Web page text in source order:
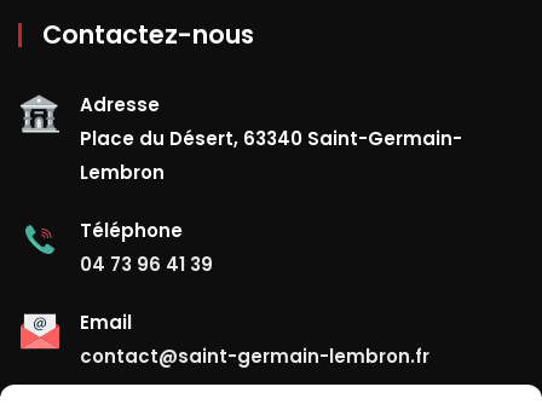
Contactez-nous
Adresse
Place du Désert, 63340 Saint-Germain-
Lembron
Téléphone
04 73 96 41 39
Email
contact@saint-germain-lembron.fr